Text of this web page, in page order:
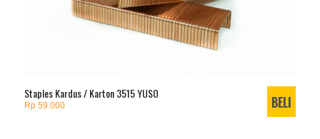
Staples Kardus / Karton 3515 YUSO
Rp 59.000